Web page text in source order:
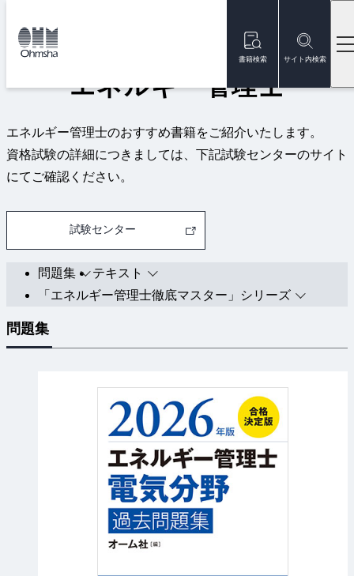
書籍検索 サイト内検索
トップ
エネルギー管理士
エネルギー管理士のおすすめ書籍をご紹介いたします。
資格試験の詳細につきましては、下記試験センターのサイト
にてご確認ください。
試験センター
問題集
テキスト
「エネルギー管理士徹底マスター」シリーズ
問題集